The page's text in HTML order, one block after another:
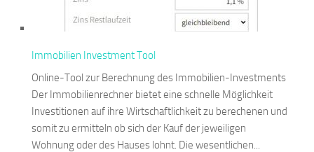
Immobilien Investment Tool
Online-Tool zur Berechnung des Immobilien-Investments
Der Immobilienrechner bietet eine schnelle Möglichkeit
Investitionen auf ihre Wirtschaftlichkeit zu berechenen und
somit zu ermitteln ob sich der Kauf der jeweiligen
Wohnung oder des Hauses lohnt. Die wesentlichen...